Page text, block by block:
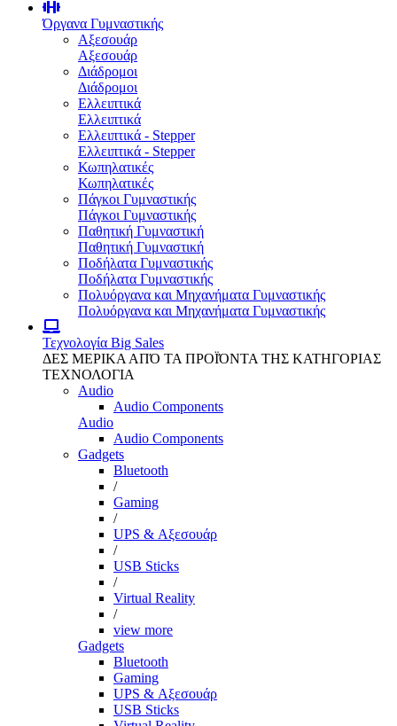
Όργανα Γυμναστικής
Αξεσουάρ
Αξεσουάρ
Διάδρομοι
Διάδρομοι
Ελλειπτικά
Ελλειπτικά
Ελλειπτικά - Stepper
Ελλειπτικά - Stepper
Κωπηλατικές
Κωπηλατικές
Πάγκοι Γυμναστικής
Πάγκοι Γυμναστικής
Παθητική Γυμναστική
Παθητική Γυμναστική
Ποδήλατα Γυμναστικής
Ποδήλατα Γυμναστικής
Πολυόργανα και Μηχανήματα Γυμναστικής
Πολυόργανα και Μηχανήματα Γυμναστικής
Τεχνολογία Big Sales
ΔΕΣ ΜΕΡΙΚΑ ΑΠΌ ΤΑ ΠΡΟΪΌΝΤΑ ΤΗΣ ΚΑΤΗΓΟΡΙΑΣ
ΤΕΧΝΟΛΟΓΙΑ
Audio
Audio Components
Audio
Audio Components
Gadgets
Bluetooth
/
Gaming
/
UPS & Αξεσουάρ
/
USB Sticks
/
Virtual Reality
/
view more
Gadgets
Bluetooth
Gaming
UPS & Αξεσουάρ
USB Sticks